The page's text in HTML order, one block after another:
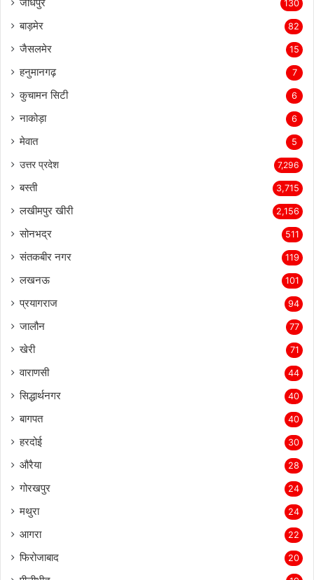
जोधपुर 130
बाड़मेर 82
जैसलमेर 15
हनुमानगढ़ 7
कुचामन सिटी 6
नाकोड़ा 6
मेवात 5
उत्तर प्रदेश 7,296
बस्ती 3,715
लखीमपुर खीरी 2,156
सोनभद्र 511
संतकबीर नगर 119
लखनऊ 101
प्रयागराज 94
जालौन 77
खेरी 71
वाराणसी 44
सिद्धार्थनगर 40
बागपत 40
हरदोई 30
औरैया 28
गोरखपुर 24
मथुरा 24
आगरा 22
फिरोजाबाद 20